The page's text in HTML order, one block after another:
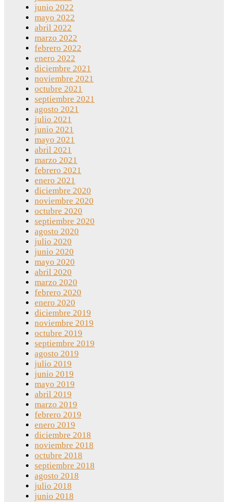
junio 2022
mayo 2022
abril 2022
marzo 2022
febrero 2022
enero 2022
diciembre 2021
noviembre 2021
octubre 2021
septiembre 2021
agosto 2021
julio 2021
junio 2021
mayo 2021
abril 2021
marzo 2021
febrero 2021
enero 2021
diciembre 2020
noviembre 2020
octubre 2020
septiembre 2020
agosto 2020
julio 2020
junio 2020
mayo 2020
abril 2020
marzo 2020
febrero 2020
enero 2020
diciembre 2019
noviembre 2019
octubre 2019
septiembre 2019
agosto 2019
julio 2019
junio 2019
mayo 2019
abril 2019
marzo 2019
febrero 2019
enero 2019
diciembre 2018
noviembre 2018
octubre 2018
septiembre 2018
agosto 2018
julio 2018
junio 2018